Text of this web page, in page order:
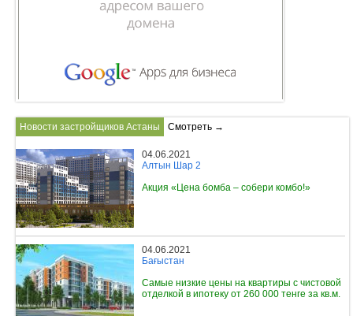
Новости застройщиков Астаны Смотреть →
04.06.2021
Алтын Шар 2
Акция «Цена бомба – собери комбо!»
04.06.2021
Бағыстан
Самые низкие цены на квартиры с чистовой
отделкой в ипотеку от 260 000 тенге за кв.м.